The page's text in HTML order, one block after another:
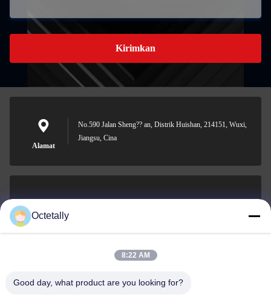
Kirimkan
Alamat
No.590 Jalan Sheng?? an, Distrik Huishan, 214151, Wuxi,
Jiangsu, Cina
0086-510-83271222
Octetally
8:22 AM
Good day, what product are you looking for?